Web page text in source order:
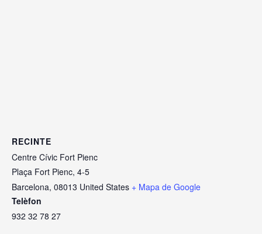
RECINTE
Centre Cívic Fort Pienc
Plaça Fort Pienc, 4-5
Barcelona, 08013 United States + Mapa de Google
Telèfon
932 32 78 27